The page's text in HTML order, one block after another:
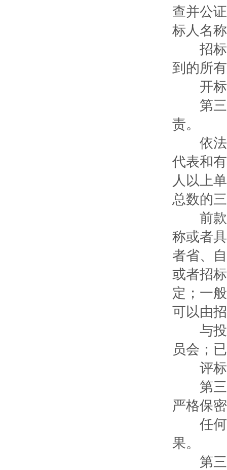
查并公
标人名
招标
到的所
开标
第三
责。
依法
代表和
人以上
总数的
前款
称或者
者省、
或者招
定；一
可以由
与投
员会；
评标
第三
严格保
任何
果。
第三